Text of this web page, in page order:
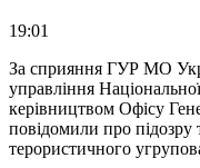
19:01
За сприяння ГУР МО
управління
керівництвом Офісу
повідомили про підозру
терористичного